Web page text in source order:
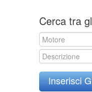
to
content
Cerca tra
Inserisci